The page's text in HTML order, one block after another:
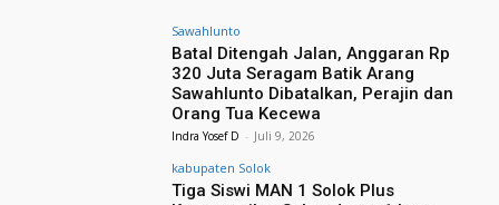
Sawahlunto
Batal Ditengah Jalan, Anggaran Rp
320 Juta Seragam Batik Arang
Sawahlunto Dibatalkan, Perajin dan
Orang Tua Kecewa
Indra Yosef D - Juli 9, 2026
kabupaten Solok
Tiga Siswi MAN 1 Solok Plus